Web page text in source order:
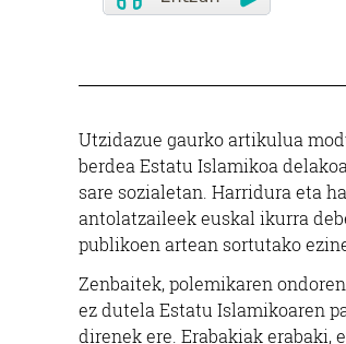
Utzidazue gaurko artikulua
berdea Estatu Islamikoa
sare sozialetan. Harridura eta
antolatzaileek euskal ikurra
publikoen artean sortutako
Zenbaitek, polemikaren
ez dutela Estatu Islamikoaren
direnek ere. Erabakiak erabaki,